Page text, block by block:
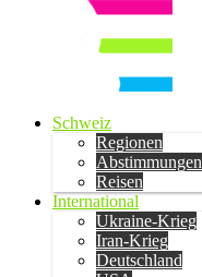
Schweiz
Regionen
Abstimmungen
Reisen
International
Ukraine-Krieg
Iran-Krieg
Deutschland